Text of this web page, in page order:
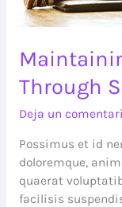
Through
Deja un
Possimus et id
doloremque,
quaerat
facilisis